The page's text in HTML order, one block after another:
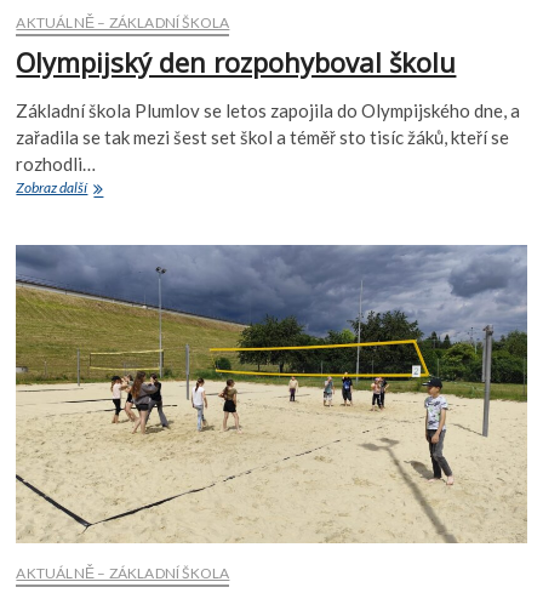
AKTUÁLNĚ – ZÁKLADNÍ ŠKOLA
Olympijský den rozpohyboval školu
Základní škola Plumlov se letos zapojila do Olympijského dne, a
zařadila se tak mezi šest set škol a téměř sto tisíc žáků, kteří se
rozhodli…
Zobraz dalšíOlympijský
AKTUÁLNĚ – ZÁKLADNÍ ŠKOLA